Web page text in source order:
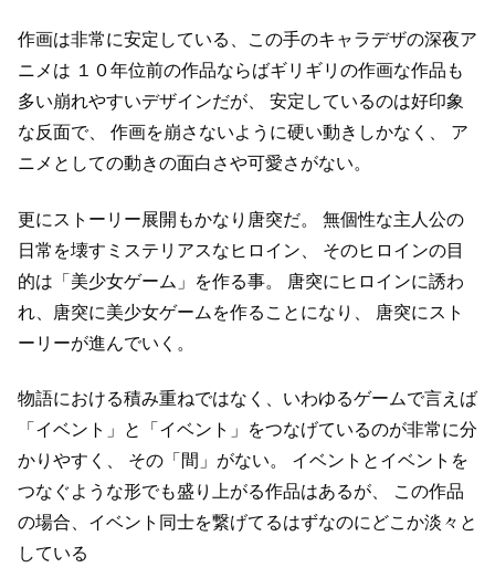
作画は非常に安定している、この手のキャラデザの深夜ア
ニメは １０年位前の作品ならばギリギリの作画な作品も
多い崩れやすいデザインだが、
安定しているのは好印象
な反面で、
作画を崩さないように硬い動きしかなく、
ア
ニメとしての動きの面白さや可愛さがない。
更にストーリー展開もかなり唐突だ。
無個性な主人公の
日常を壊すミステリアスなヒロイン、
そのヒロインの目
的は「美少女ゲーム」を作る事。
唐突にヒロインに誘わ
れ、唐突に美少女ゲームを作ることになり、
唐突にスト
ーリーが進んでいく。
物語における積み重ねではなく、いわゆるゲームで言えば
「イベント」と「イベント」をつなげているのが非常に分
かりやすく、
その「間」がない。
イベントとイベントを
つなぐような形でも盛り上がる作品はあるが、
この作品
の場合、イベント同士を繋げてるはずなのにどこか淡々と
している